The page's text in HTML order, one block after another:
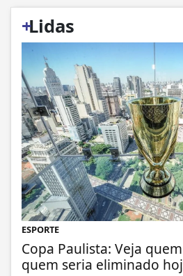
+
Lidas
ESPORTE
Copa Paulista: Veja
quem seria eliminado